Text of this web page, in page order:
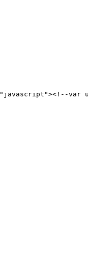
"javascript"><!--var